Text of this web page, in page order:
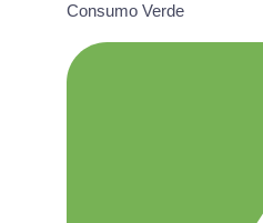
Consumo Verde